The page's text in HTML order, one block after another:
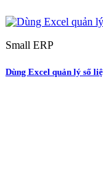
Small ERP
Dùng Excel quản lý số